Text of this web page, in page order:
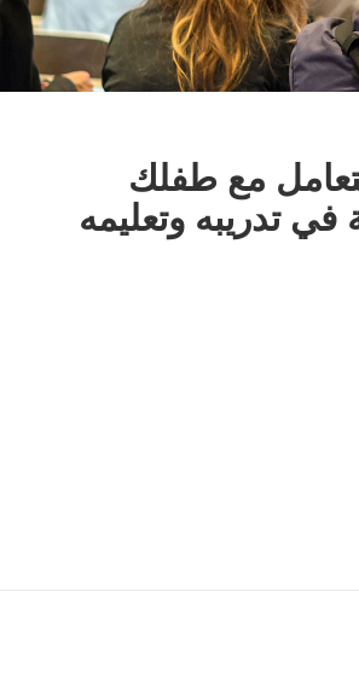
مع طفلك
في تدريبه وتعليمه